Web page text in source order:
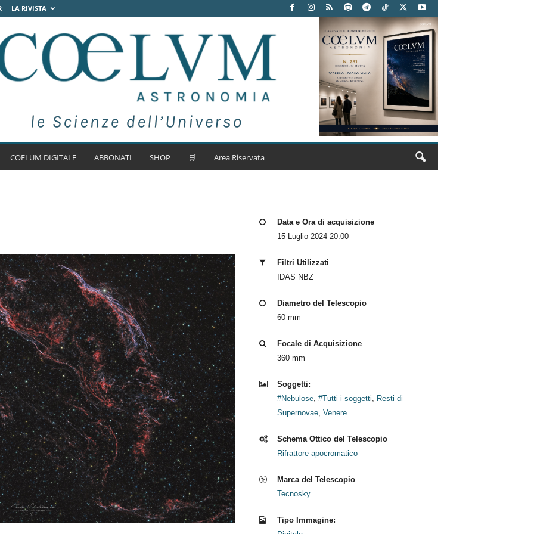
LA RIVISTA
COELUM DIGITALE ABBONATI SHOP 🛒 Area Riservata
Data e Ora di acquisizione
15 Luglio 2024 20:00
Filtri Utilizzati
IDAS NBZ
Diametro del Telescopio
60 mm
Focale di Acquisizione
360 mm
Soggetti:
#Nebulose, #Tutti i soggetti, Resti di
Supernovae, Venere
Schema Ottico del Telescopio
Rifrattore apocromatico
Marca del Telescopio
Tecnosky
Tipo Immagine: